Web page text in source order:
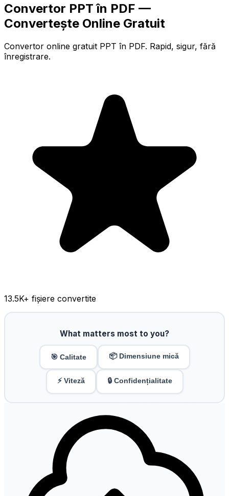
Convertor PPT în PDF —
Convertește Online Gratuit
Convertor online gratuit PPT în PDF. Rapid, sigur, fără
înregistrare.
13.5K+ fișiere convertite
What matters most to you?
🎯 Calitate 📦 Dimensiune mică
⚡ Viteză 🔒 Confidențialitate